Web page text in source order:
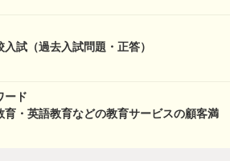
試（過去入試問題・正答）
ード
育・英語教育などの教育サービスの顧客満